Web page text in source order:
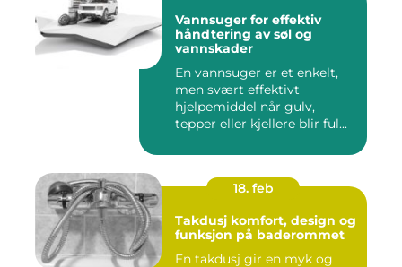
Vannsuger for effektiv
håndtering av søl og
vannskader
En vannsuger er et enkelt,
men svært effektivt
hjelpemiddel når gulv,
tepper eller kjellere blir ful...
18. feb
Takdusj komfort, design og
funksjon på baderommet
En takdusj gir en myk og